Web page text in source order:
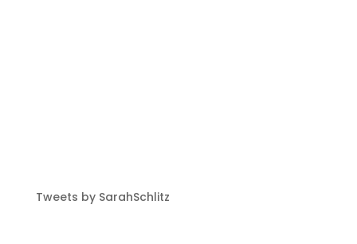
Tweets by SarahSchlitz